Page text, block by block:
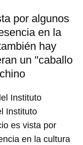
por algunos
en la
hay
un "caballo
Instituto
Instituto
es vista por
en la cultura